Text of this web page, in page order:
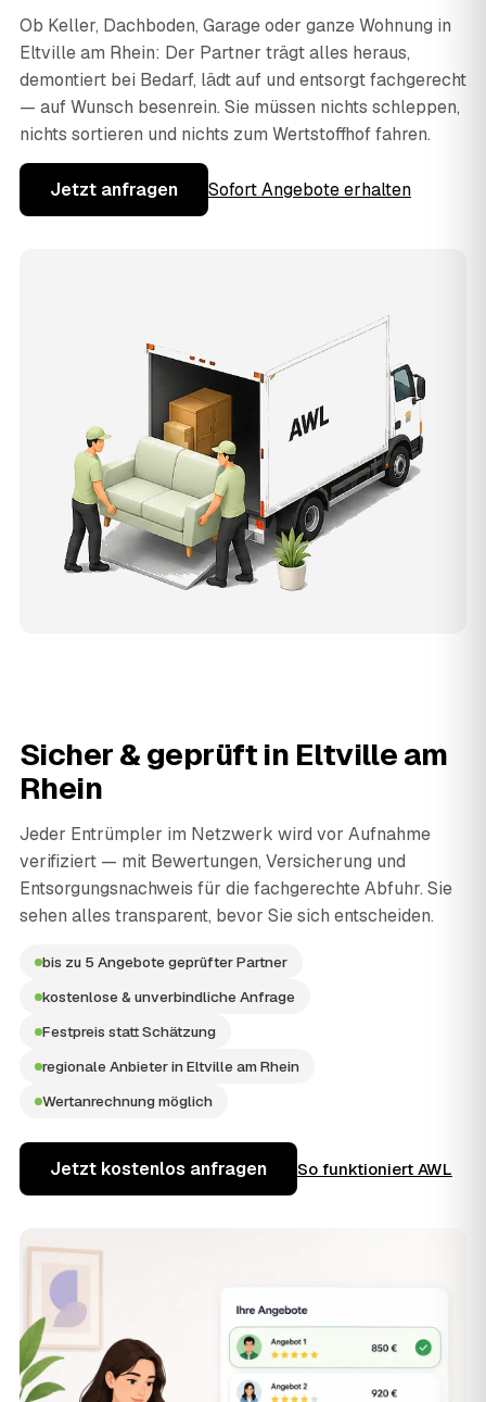
Ob Keller, Dachboden, Garage oder ganze Wohnung in
Eltville am Rhein: Der Partner trägt alles heraus,
demontiert bei Bedarf, lädt auf und entsorgt fachgerecht
— auf Wunsch besenrein. Sie müssen nichts schleppen,
nichts sortieren und nichts zum Wertstoffhof fahren.
Jetzt anfragen Sofort Angebote erhalten
Sicher & geprüft in Eltville am
Rhein
Jeder Entrümpler im Netzwerk wird vor Aufnahme
verifiziert — mit Bewertungen, Versicherung und
Entsorgungsnachweis für die fachgerechte Abfuhr. Sie
sehen alles transparent, bevor Sie sich entscheiden.
bis zu 5 Angebote geprüfter Partner
kostenlose & unverbindliche Anfrage
Festpreis statt Schätzung
regionale Anbieter in Eltville am Rhein
Wertanrechnung möglich
Jetzt kostenlos anfragen So funktioniert AWL